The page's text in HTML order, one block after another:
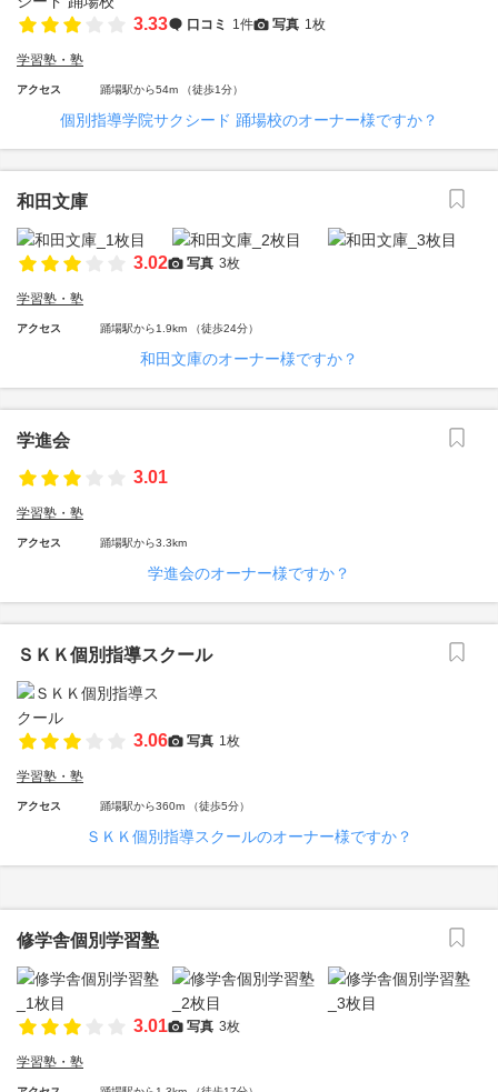
3.33 口コミ 1件 写真 1枚
学習塾・塾
アクセス 踊場駅から54m （徒歩1分）
個別指導学院サクシード 踊場校のオーナー様ですか？
和田文庫
3.02 写真 3枚
学習塾・塾
アクセス 踊場駅から1.9km （徒歩24分）
和田文庫のオーナー様ですか？
学進会
3.01
学習塾・塾
アクセス 踊場駅から3.3km
学進会のオーナー様ですか？
ＳＫＫ個別指導スクール
3.06 写真 1枚
学習塾・塾
アクセス 踊場駅から360m （徒歩5分）
ＳＫＫ個別指導スクールのオーナー様ですか？
修学舎個別学習塾
3.01 写真 3枚
学習塾・塾